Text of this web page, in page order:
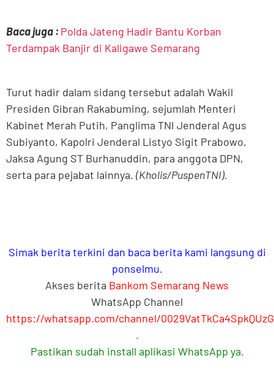
Baca juga : Polda Jateng Hadir Bantu Korban
Terdampak Banjir di Kaligawe Semarang
Turut hadir dalam sidang tersebut adalah Wakil
Presiden Gibran Rakabuming, sejumlah Menteri
Kabinet Merah Putih, Panglima TNI Jenderal Agus
Subiyanto, Kapolri Jenderal Listyo Sigit Prabowo,
Jaksa Agung ST Burhanuddin, para anggota DPN,
serta para pejabat lainnya. (Kholis/PuspenTNI).
Simak berita terkini dan baca berita kami langsung di
ponselmu.
Akses berita Bankom Semarang News
WhatsApp Channel
https://whatsapp.com/channel/
.
Pastikan sudah install aplikasi WhatsApp ya.